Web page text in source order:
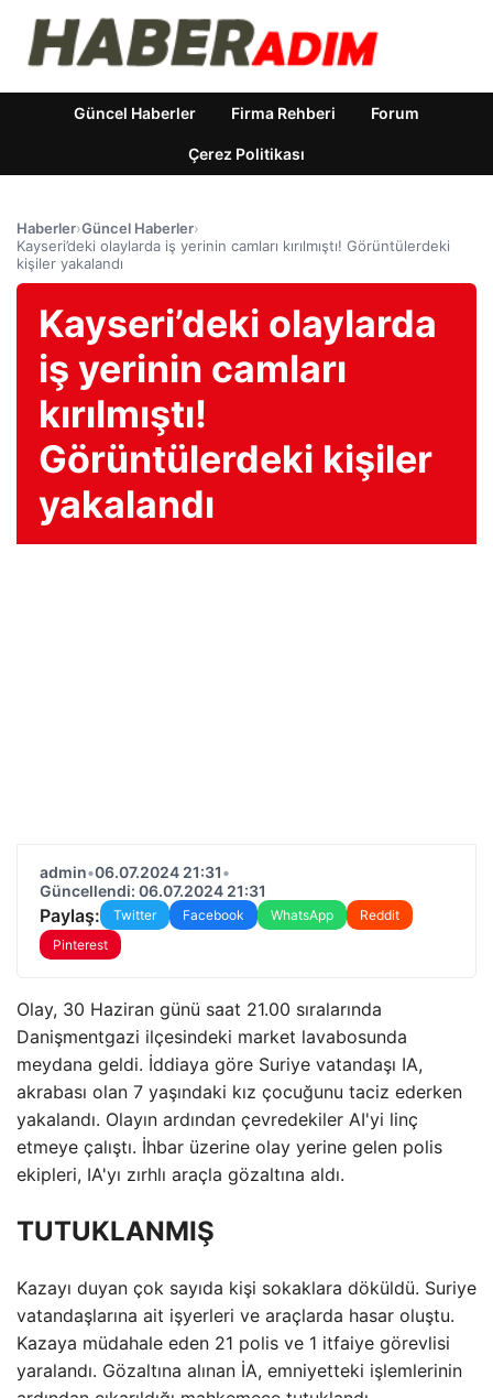
Güncel Haberler Firma Rehberi Forum
Çerez Politikası
Haberler›Güncel Haberler›
Kayseri’deki olaylarda iş yerinin camları kırılmıştı! Görüntülerdeki
kişiler yakalandı
Kayseri’deki olaylarda
iş yerinin camları
kırılmıştı!
Görüntülerdeki kişiler
yakalandı
admin•06.07.2024 21:31•
Güncellendi: 06.07.2024 21:31
Paylaş: Twitter Facebook WhatsApp
Reddit
Pinterest
Olay, 30 Haziran günü saat 21.00 sıralarında
Danişmentgazi ilçesindeki market lavabosunda
meydana geldi. İddiaya göre Suriye vatandaşı IA,
akrabası olan 7 yaşındaki kız çocuğunu taciz ederken
yakalandı. Olayın ardından çevredekiler AI'yi linç
etmeye çalıştı. İhbar üzerine olay yerine gelen polis
ekipleri, IA'yı zırhlı araçla gözaltına aldı.
TUTUKLANMIŞ
Kazayı duyan çok sayıda kişi sokaklara döküldü. Suriye
vatandaşlarına ait işyerleri ve araçlarda hasar oluştu.
Kazaya müdahale eden 21 polis ve 1 itfaiye görevlisi
yaralandı. Gözaltına alınan İA, emniyetteki işlemlerinin